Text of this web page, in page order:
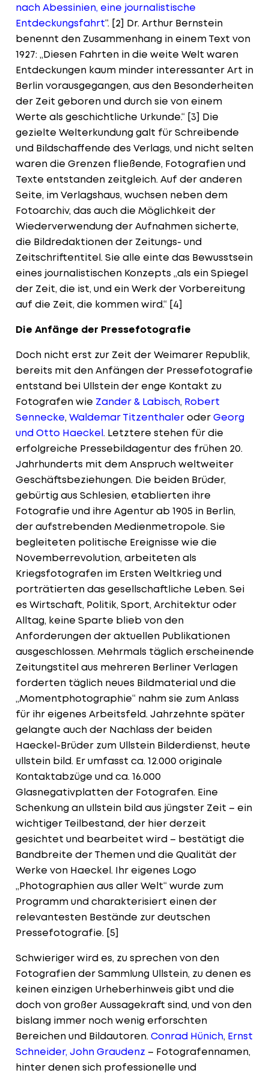
nach Abessinien, eine journalistische
Entdeckungsfahrt“. [2] Dr. Arthur Bernstein
benennt den Zusammenhang in einem Text von
1927: „Diesen Fahrten in die weite Welt waren
Entdeckungen kaum minder interessanter Art in
Berlin vorausgegangen, aus den Besonderheiten
der Zeit geboren und durch sie von einem
Werte als geschichtliche Urkunde.“ [3] Die
gezielte Welterkundung galt für Schreibende
und Bildschaffende des Verlags, und nicht selten
waren die Grenzen fließende, Fotografien und
Texte entstanden zeitgleich. Auf der anderen
Seite, im Verlagshaus, wuchsen neben dem
Fotoarchiv, das auch die Möglichkeit der
Wiederverwendung der Aufnahmen sicherte,
die Bildredaktionen der Zeitungs- und
Zeitschriftentitel. Sie alle einte das Bewusstsein
eines journalistischen Konzepts „als ein Spiegel
der Zeit, die ist, und ein Werk der Vorbereitung
auf die Zeit, die kommen wird.“
[4]
Die Anfänge der Pressefotografie
Doch nicht erst zur Zeit der Weimarer Republik,
bereits mit den Anfängen der Pressefotografie
entstand bei Ullstein der enge Kontakt zu
Fotografen wie Zander & Labisch, Robert
Sennecke, Waldemar Titzenthaleroder Georg
und Otto Haeckel . Letztere stehen für die
erfolgreiche Pressebildagentur des frühen 20.
Jahrhunderts mit dem Anspruch weltweiter
Geschäftsbeziehungen. Die beiden Brüder,
gebürtig aus Schlesien, etablierten ihre
Fotografie und ihre Agentur ab 1905 in Berlin,
der aufstrebenden Medienmetropole. Sie
begleiteten politische Ereignisse wie die
Novemberrevolution, arbeiteten als
Kriegsfotografen im Ersten Weltkrieg und
porträtierten das gesellschaftliche Leben. Sei
es Wirtschaft, Politik, Sport, Architektur oder
Alltag, keine Sparte blieb von den
Anforderungen der aktuellen Publikationen
ausgeschlossen. Mehrmals täglich erscheinende
Zeitungstitel aus mehreren Berliner Verlagen
forderten täglich neues Bildmaterial und die
„Momentphotographie“ nahm sie zum Anlass
für ihr eigenes Arbeitsfeld. Jahrzehnte später
gelangte auch der Nachlass der beiden
Haeckel-Brüder zum Ullstein Bilderdienst, heute
ullstein bild. Er umfasst ca. 12.000 originale
Kontaktabzüge und ca. 16.000
Glasnegativplatten der Fotografen. Eine
Schenkung an ullstein bild aus jüngster Zeit – ein
wichtiger Teilbestand, der hier derzeit
gesichtet und bearbeitet wird – bestätigt die
Bandbreite der Themen und die Qualität der
Werke von Haeckel. Ihr eigenes Logo
„Photographien aus aller Welt“ wurde zum
Programm und charakterisiert einen der
relevantesten Bestände zur deutschen
Pressefotografie. [5]
Schwieriger wird es, zu sprechen von den
Fotografien der Sammlung Ullstein, zu denen es
keinen einzigen Urheberhinweis gibt und die
doch von großer Aussagekraft sind, und von den
bislang immer noch wenig erforschten
Bereichen und Bildautoren. Conrad Hünich, Ernst
Schneider, John Graudenz – Fotografennamen,
hinter denen sich professionelle und